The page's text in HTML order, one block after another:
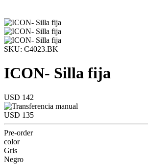
SKU: C4023.BK
ICON- Silla fija
USD 142
USD 135
Pre-order
color
Gris
Negro